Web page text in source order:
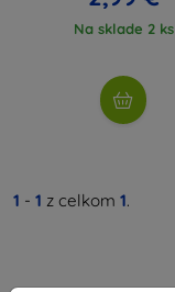
Na sklade 2 ks
1 - 1 z celkom 1.